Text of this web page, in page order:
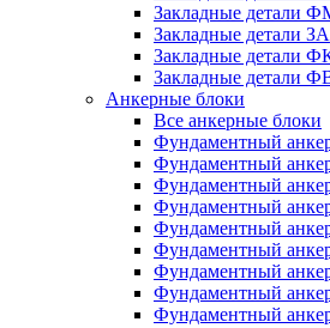
Закладные детали
Закладные детали ЗА
Закладные детали
Закладные детали
Анкерные блоки
Все анкерные блоки
Фундаментный
Фундаментный
Фундаментный
Фундаментный
Фундаментный
Фундаментный
Фундаментный
Фундаментный
Фундаментный